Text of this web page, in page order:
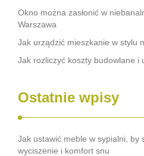
Okno można zasłonić w
Warszawa
Jak urządzić mieszkanie w stylu
Jak rozliczyć koszty budowlane i
Ostatnie wpisy
Jak ustawić meble w sypialni, by
wyciszenie i komfort snu